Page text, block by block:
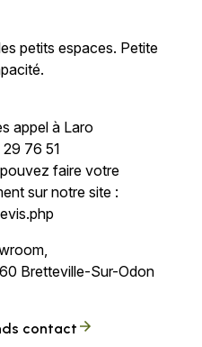
petits espaces. Petite
appel à Laro
76 51
faire votre
sur notre site :
Bretteville-Sur-Odon
contact